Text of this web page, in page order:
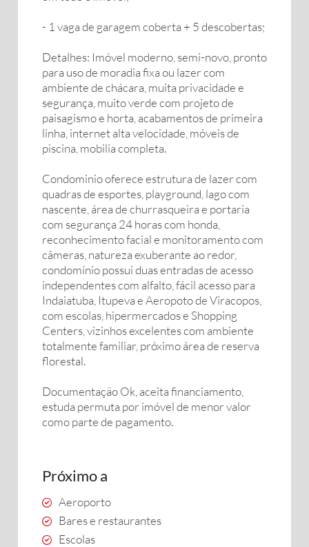
- 1 vaga de garagem coberta + 5 descobertas;
Detalhes: Imóvel moderno, semi-novo, pronto
para uso de moradia fixa ou lazer com
ambiente de chácara, muita privacidade e
segurança, muito verde com projeto de
paisagismo e horta, acabamentos de primeira
linha, internet alta velocidade, móveis de
piscina, mobilia completa.
Condominio oferece estrutura de lazer com
quadras de esportes, playground, lago com
nascente, área de churrasqueira e portaria
com segurança 24 horas com honda,
reconhecimento facial e monitoramento com
câmeras, natureza exuberante ao redor,
condomínio possui duas entradas de acesso
independentes com alfalto, fácil acesso para
Indaiatuba, Itupeva e Aeropoto de Viracopos,
com escolas, hipermercados e Shopping
Centers, vizinhos excelentes com ambiente
totalmente familiar, próximo área de reserva
florestal.
Documentação Ok, aceita financiamento,
estuda permuta por imóvel de menor valor
como parte de pagamento.
Próximo a
Aeroporto
Bares e restaurantes
Escolas